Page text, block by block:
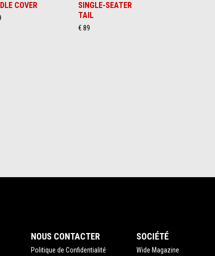
COVER
SINGLE-SEATER
TAIL
€ 89
NOUS CONTACTER
Politique de Confidentialité
SOCIÉTÉ
Wide Magazine